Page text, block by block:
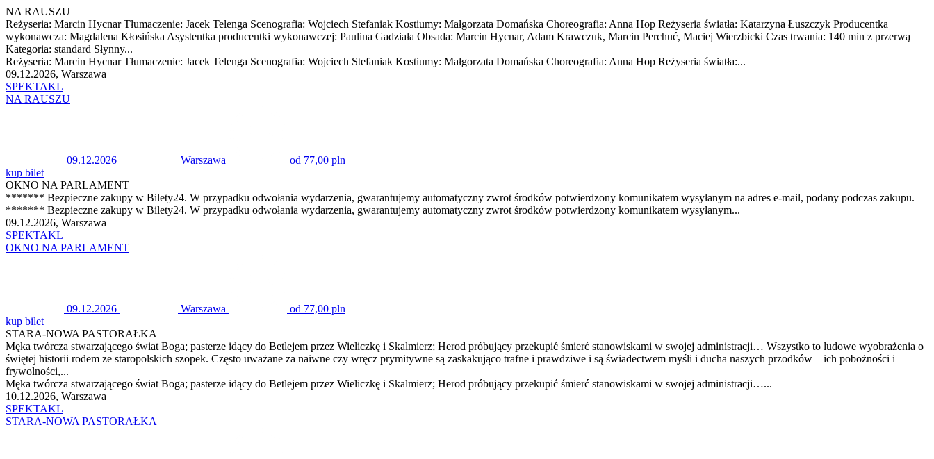
NA RAUSZU
Reżyseria: Marcin Hycnar Tłumaczenie: Jacek Telenga Scenografia: Wojciech Stefaniak Kostiumy: Małgorzata Domańska Choreografia: Anna Hop Reżyseria światła: Katarzyna Łuszczyk Producentka
wykonawcza: Magdalena Kłosińska Asystentka producentki wykonawczej: Paulina Gadziała Obsada: Marcin Hycnar, Adam Krawczuk, Marcin Perchuć, Maciej Wierzbicki Czas trwania: 140 min z przerwą
Kategoria: standard Słynny...
Reżyseria: Marcin Hycnar Tłumaczenie: Jacek Telenga Scenografia: Wojciech Stefaniak Kostiumy: Małgorzata Domańska Choreografia: Anna Hop Reżyseria światła:...
09.12.2026, Warszawa
SPEKTAKL
NA RAUSZU
09.12.2026 Warszawa
od 77,00 pln
kup bilet
OKNO NA PARLAMENT
******* Bezpieczne zakupy w Bilety24. W przypadku odwołania wydarzenia, gwarantujemy automatyczny zwrot środków potwierdzony komunikatem wysyłanym na adres e-mail, podany podczas zakupu.
******* Bezpieczne zakupy w Bilety24. W przypadku odwołania wydarzenia, gwarantujemy automatyczny zwrot środków potwierdzony komunikatem wysyłanym...
09.12.2026, Warszawa
SPEKTAKL
OKNO NA PARLAMENT
09.12.2026 Warszawa
od 77,00 pln
kup bilet
STARA-NOWA PASTORAŁKA
Męka twórcza stwarzającego świat Boga; pasterze idący do Betlejem przez Wieliczkę i Skalmierz; Herod próbujący przekupić śmierć stanowiskami w swojej administracji… Wszystko to ludowe wyobrażenia o
świętej historii rodem ze staropolskich szopek. Często uważane za naiwne czy wręcz prymitywne są zaskakująco trafne i prawdziwe i są świadectwem myśli i ducha naszych przodków – ich pobożności i
frywolności,...
Męka twórcza stwarzającego świat Boga; pasterze idący do Betlejem przez Wieliczkę i Skalmierz; Herod próbujący przekupić śmierć stanowiskami w swojej administracji…...
10.12.2026, Warszawa
SPEKTAKL
STARA-NOWA PASTORAŁKA